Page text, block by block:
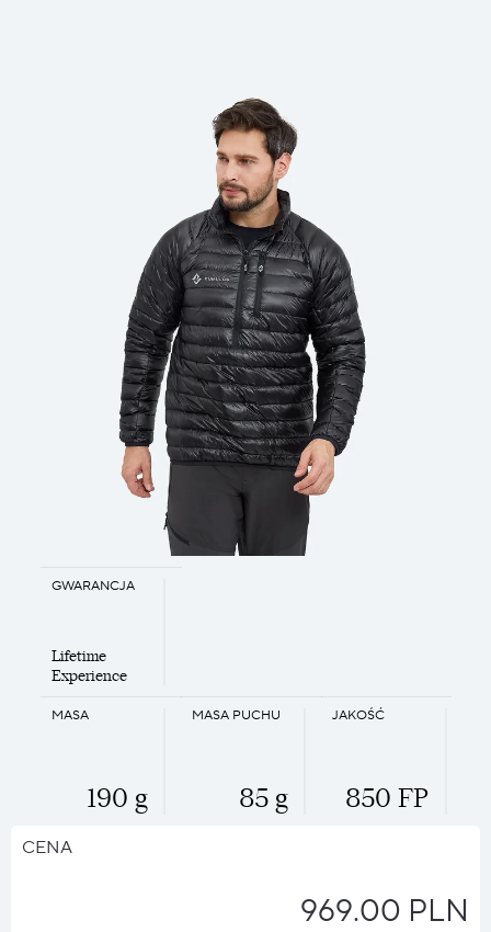
MASA
190 g
JAKOŚĆ
850 FP
MASA PUCHU
85 g
GWARANCJA
Lifetime
Experience
CENA
969.00 PLN